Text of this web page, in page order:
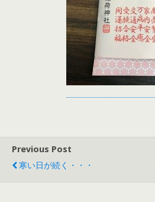
Previous Post
寒い日が続く・・・